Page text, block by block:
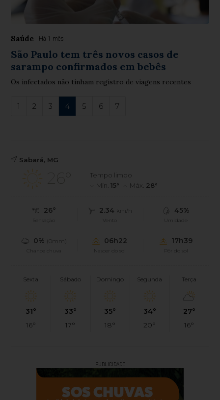
Saúde Há 1 mês
São Paulo tem três novos casos de
sarampo confirmados em bebês
Os infectados não tinham registro de viagens recentes
1 2 3 4 5 6 7
Sabará, MG
26°
Tempo limpo
Mín.15° Máx. 28°
26°
Sensação
2.34 km/h
Vento
45%
Umidade
0% (0mm)
Chance chuva
06h22
Nascer do sol
17h39
Pôr do sol
Sexta
31°
16°
Sábado
33°
17°
Domingo
35°
18°
Segunda
34°
20°
Terça
27°
16°
PUBLICIDADE